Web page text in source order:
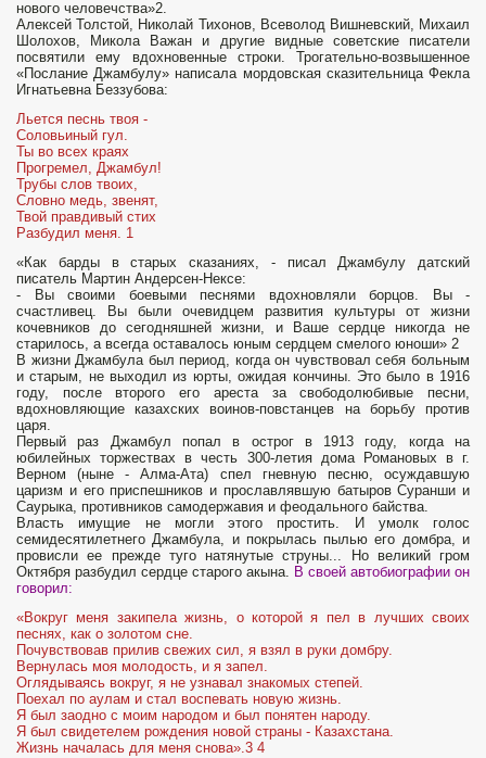
нового человечства»2.
Алексей Толстой, Николай Тихонов, Всеволод Вишневский, Михаил
Шолохов, Микола Важан и другие видные советские писатели
посвятили ему вдохновенные строки. Трогательно-возвышенное
«Послание Джамбулу» написала мордовская скази­тельница Фекла
Игнатьевна Беззубова:
Льется песнь твоя -
Соловьиный гул.
Ты во всех краях
Прогремел, Джамбул!
Трубы слов твоих,
Словно медь, звенят,
Твой правдивый стих
Разбудил меня. 1
«Как барды в старых сказаниях, - писал Джамбулу датский
писатель Мартин Андерсен-Нексе:
- Вы своими боевыми песнями вдохновляли борцов. Вы -
счастливец. Вы были очевидцем развития культуры от жизни
кочевников до сегодняшней жизни, и Ваше сердце ни­когда не
старилось, а всегда оставалось юным сердцем смелого юноши» 2
В жизни Джамбула был период, когда он чувствовал себя больным
и старым, не выходил из юрты, ожидая кончины. Это было в 1916
году, после второго его ареста за свободолюбивые песни,
вдохновляющие казахских воинов-повстанцев на борьбу против
царя.
Первый раз Джамбул попал в острог в 1913 году, когда на
юбилейных торжествах в честь 300-летия дома Романовых в г.
Верном (ныне - Алма-Ата) спел гневную песню, осуждавшую
царизм и его приспешников и прославлявшую батыров Суранши и
Саурыка, противников самодержавия и феодального байства.
Власть имущие не могли этого простить. И умолк голос
семидесятилетнего Джамбула, и покрылась пылью его домбра, и
провисли ее прежде туго натянутые струны... Но великий гром
Октября разбудил сердце старого акына. В своей автобио­графии он
говорил:
«Вокруг меня закипела жизнь, о которой я пел в лучших своих
песнях, как о золотом сне.
Почувствовав прилив свежих сил, я взял в руки домбру.
Вернулась моя молодость, и я запел.
Оглядываясь вокруг, я не узнавал знакомых степей.
Поехал по аулам и стал воспевать новую жизнь.
Я был заодно с моим народом и был понятен народу.
Я был свидетелем рождения новой страны - Казахстана.
Жизнь началась для меня снова».3 4